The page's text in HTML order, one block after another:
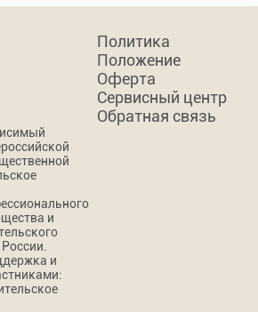
Политика
Положение
Оферта
Сервисный центр
Обратная связь
и
и